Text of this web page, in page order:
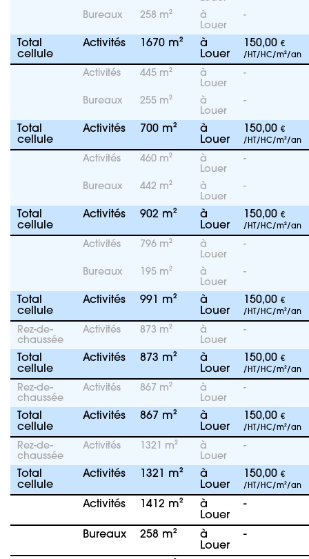
Bureaux
258 m²
à
Louer
-
Total
cellule
Activités 1670 m²
à
Louer
150,00 €
/HT/HC/m²/an
Activités 445 m²
à
Louer
-
Bureaux 255 m²
à
Louer
-
Total
cellule
Activités 700 m²
à
Louer
150,00 €
/HT/HC/m²/an
Activités 460 m²
à
Louer
-
Bureaux 442 m²
à
Louer
-
Total
cellule
Activités 902 m²
à
Louer
150,00 €
/HT/HC/m²/an
Activités 796 m²
à
Louer
-
Bureaux 195 m²
à
Louer
-
Total
cellule
Activités 991 m²
à
Louer
150,00 €
/HT/HC/m²/an
Rez-de-
chaussée
Activités 873 m²
à
Louer
-
Total
cellule
Activités 873 m²
à
Louer
150,00 €
/HT/HC/m²/an
Rez-de-
chaussée
Activités 867 m²
à
Louer
-
Total
cellule
Activités 867 m²
à
Louer
150,00 €
/HT/HC/m²/an
Rez-de-
chaussée
Activités 1321 m²
à
Louer
-
Total
cellule
Activités 1321 m²
à
Louer
150,00 €
/HT/HC/m²/an
Activités 1412 m²
à
Louer
-
Bureaux 258 m²
à
Louer
-